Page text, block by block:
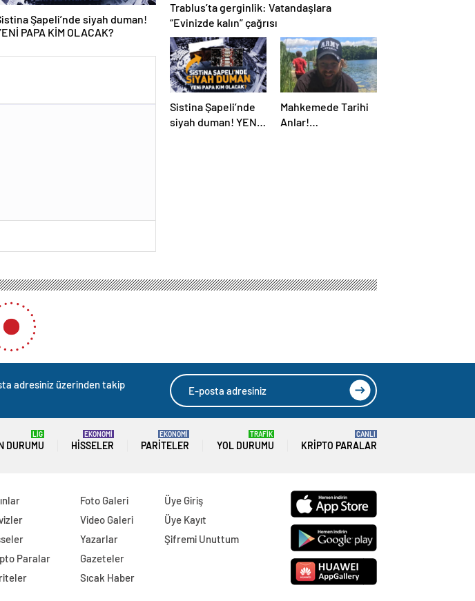
Şapeli’nde siyah duman!
PAPA KİM OLACAK?
Trablus’ta gerginlik: Vatandaşlara
“Evinizde kalın” çağrısı
Sistina Şapeli’nde
siyah duman! YENİ
Mahkemede Tarihi
Anlar!
adresiniz üzerinden takip
DURUMU
LİG
HISSELER
EKONOMİ
PARITELER
EKONOMİ
YOL DURUMU
TRAFİK
KRIPTO PARALAR
CANLI
Paralar
Foto Galeri
Video Galeri
Yazarlar
Gazeteler
Sıcak Haber
Üye Giriş
Üye Kayıt
Şifremi Unuttum